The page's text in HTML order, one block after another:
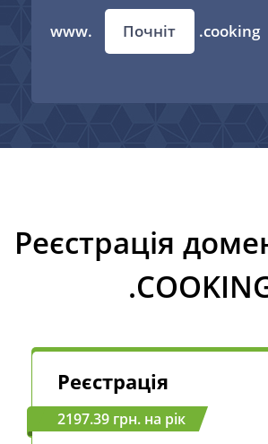
www. .cooking
Реєстрація
Реєстрація
2197.39 грн. на рік